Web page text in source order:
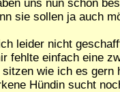
uns nun schon
sie sollen ja auch
leider nicht
fehlte einfach eine
wie ich es gern
Hündin sucht